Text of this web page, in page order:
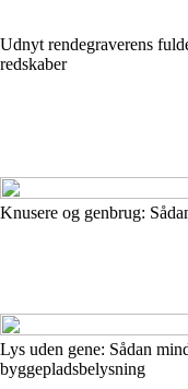
Udnyt rendegraverens
redskaber
Knusere og genbrug:
Lys uden gene: Sådan
byggepladsbelysning